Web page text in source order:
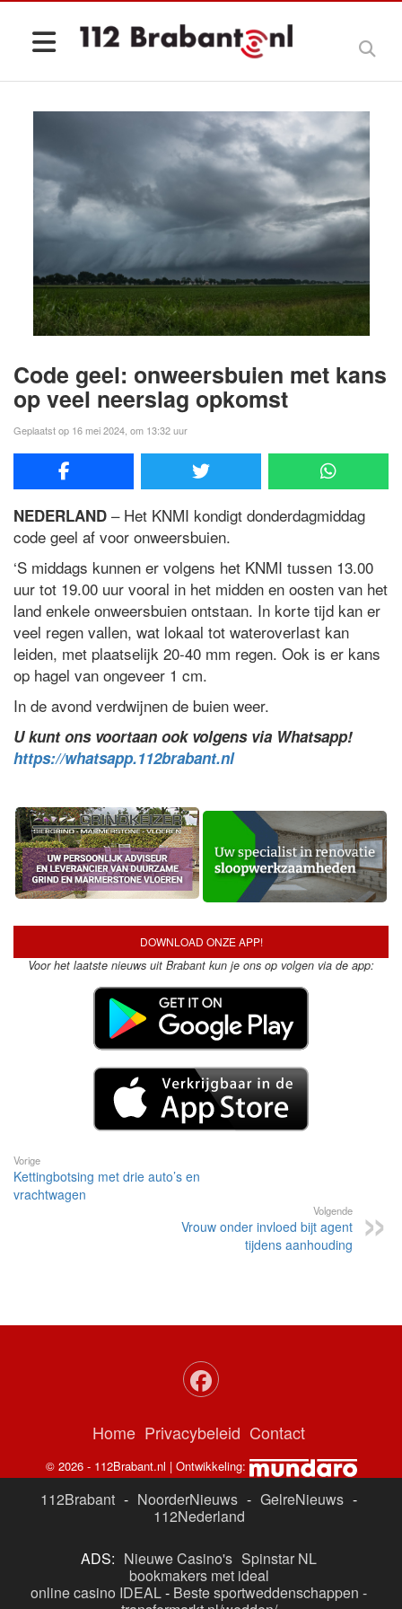
Code geel: onweersbuien met kans
op veel neerslag opkomst
Geplaatst op 16 mei 2024, om 13:32 uur
NEDERLAND – Het KNMI kondigt donderdagmiddag
code geel af voor onweersbuien.
‘S middags kunnen er volgens het KNMI tussen 13.00
uur tot 19.00 uur vooral in het midden en oosten van het
land enkele onweersbuien ontstaan. In korte tijd kan er
veel regen vallen, wat lokaal tot wateroverlast kan
leiden, met plaatselijk 20-40 mm regen. Ook is er kans
op hagel van ongeveer 1 cm.
In de avond verdwijnen de buien weer.
U kunt ons voortaan ook volgens via Whatsapp!
https://whatsapp.112brabant.nl
DOWNLOAD ONZE APP!
Voor het laatste nieuws uit Brabant kun je ons op volgen via de app:
Vorige
Kettingbotsing met drie auto’s en
vrachtwagen
Volgende
Vrouw onder invloed bijt agent
tijdens aanhouding
Home Privacybeleid Contact
© 2026 - 112Brabant.nl | Ontwikkeling:
112Brabant - NoorderNieuws - GelreNieuws -
112Nederland
ADS: Nieuwe Casino's Spinstar NL
bookmakers met ideal
online casino IDEAL- Beste sportweddenschappen -